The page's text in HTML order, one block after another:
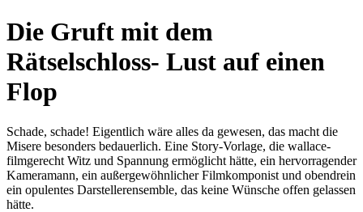
Die Gruft mit dem
Rätselschloss- Lust auf einen
Flop
Schade, schade! Eigentlich wäre alles da gewesen, das macht die
Misere besonders bedauerlich. Eine Story-Vorlage, die wallace-
filmgerecht Witz und Spannung ermöglicht hätte, ein hervorragender
Kameramann, ein außergewöhnlicher Filmkomponist und obendrein
ein opulentes Darstellerensemble, das keine Wünsche offen gelassen
hätte.